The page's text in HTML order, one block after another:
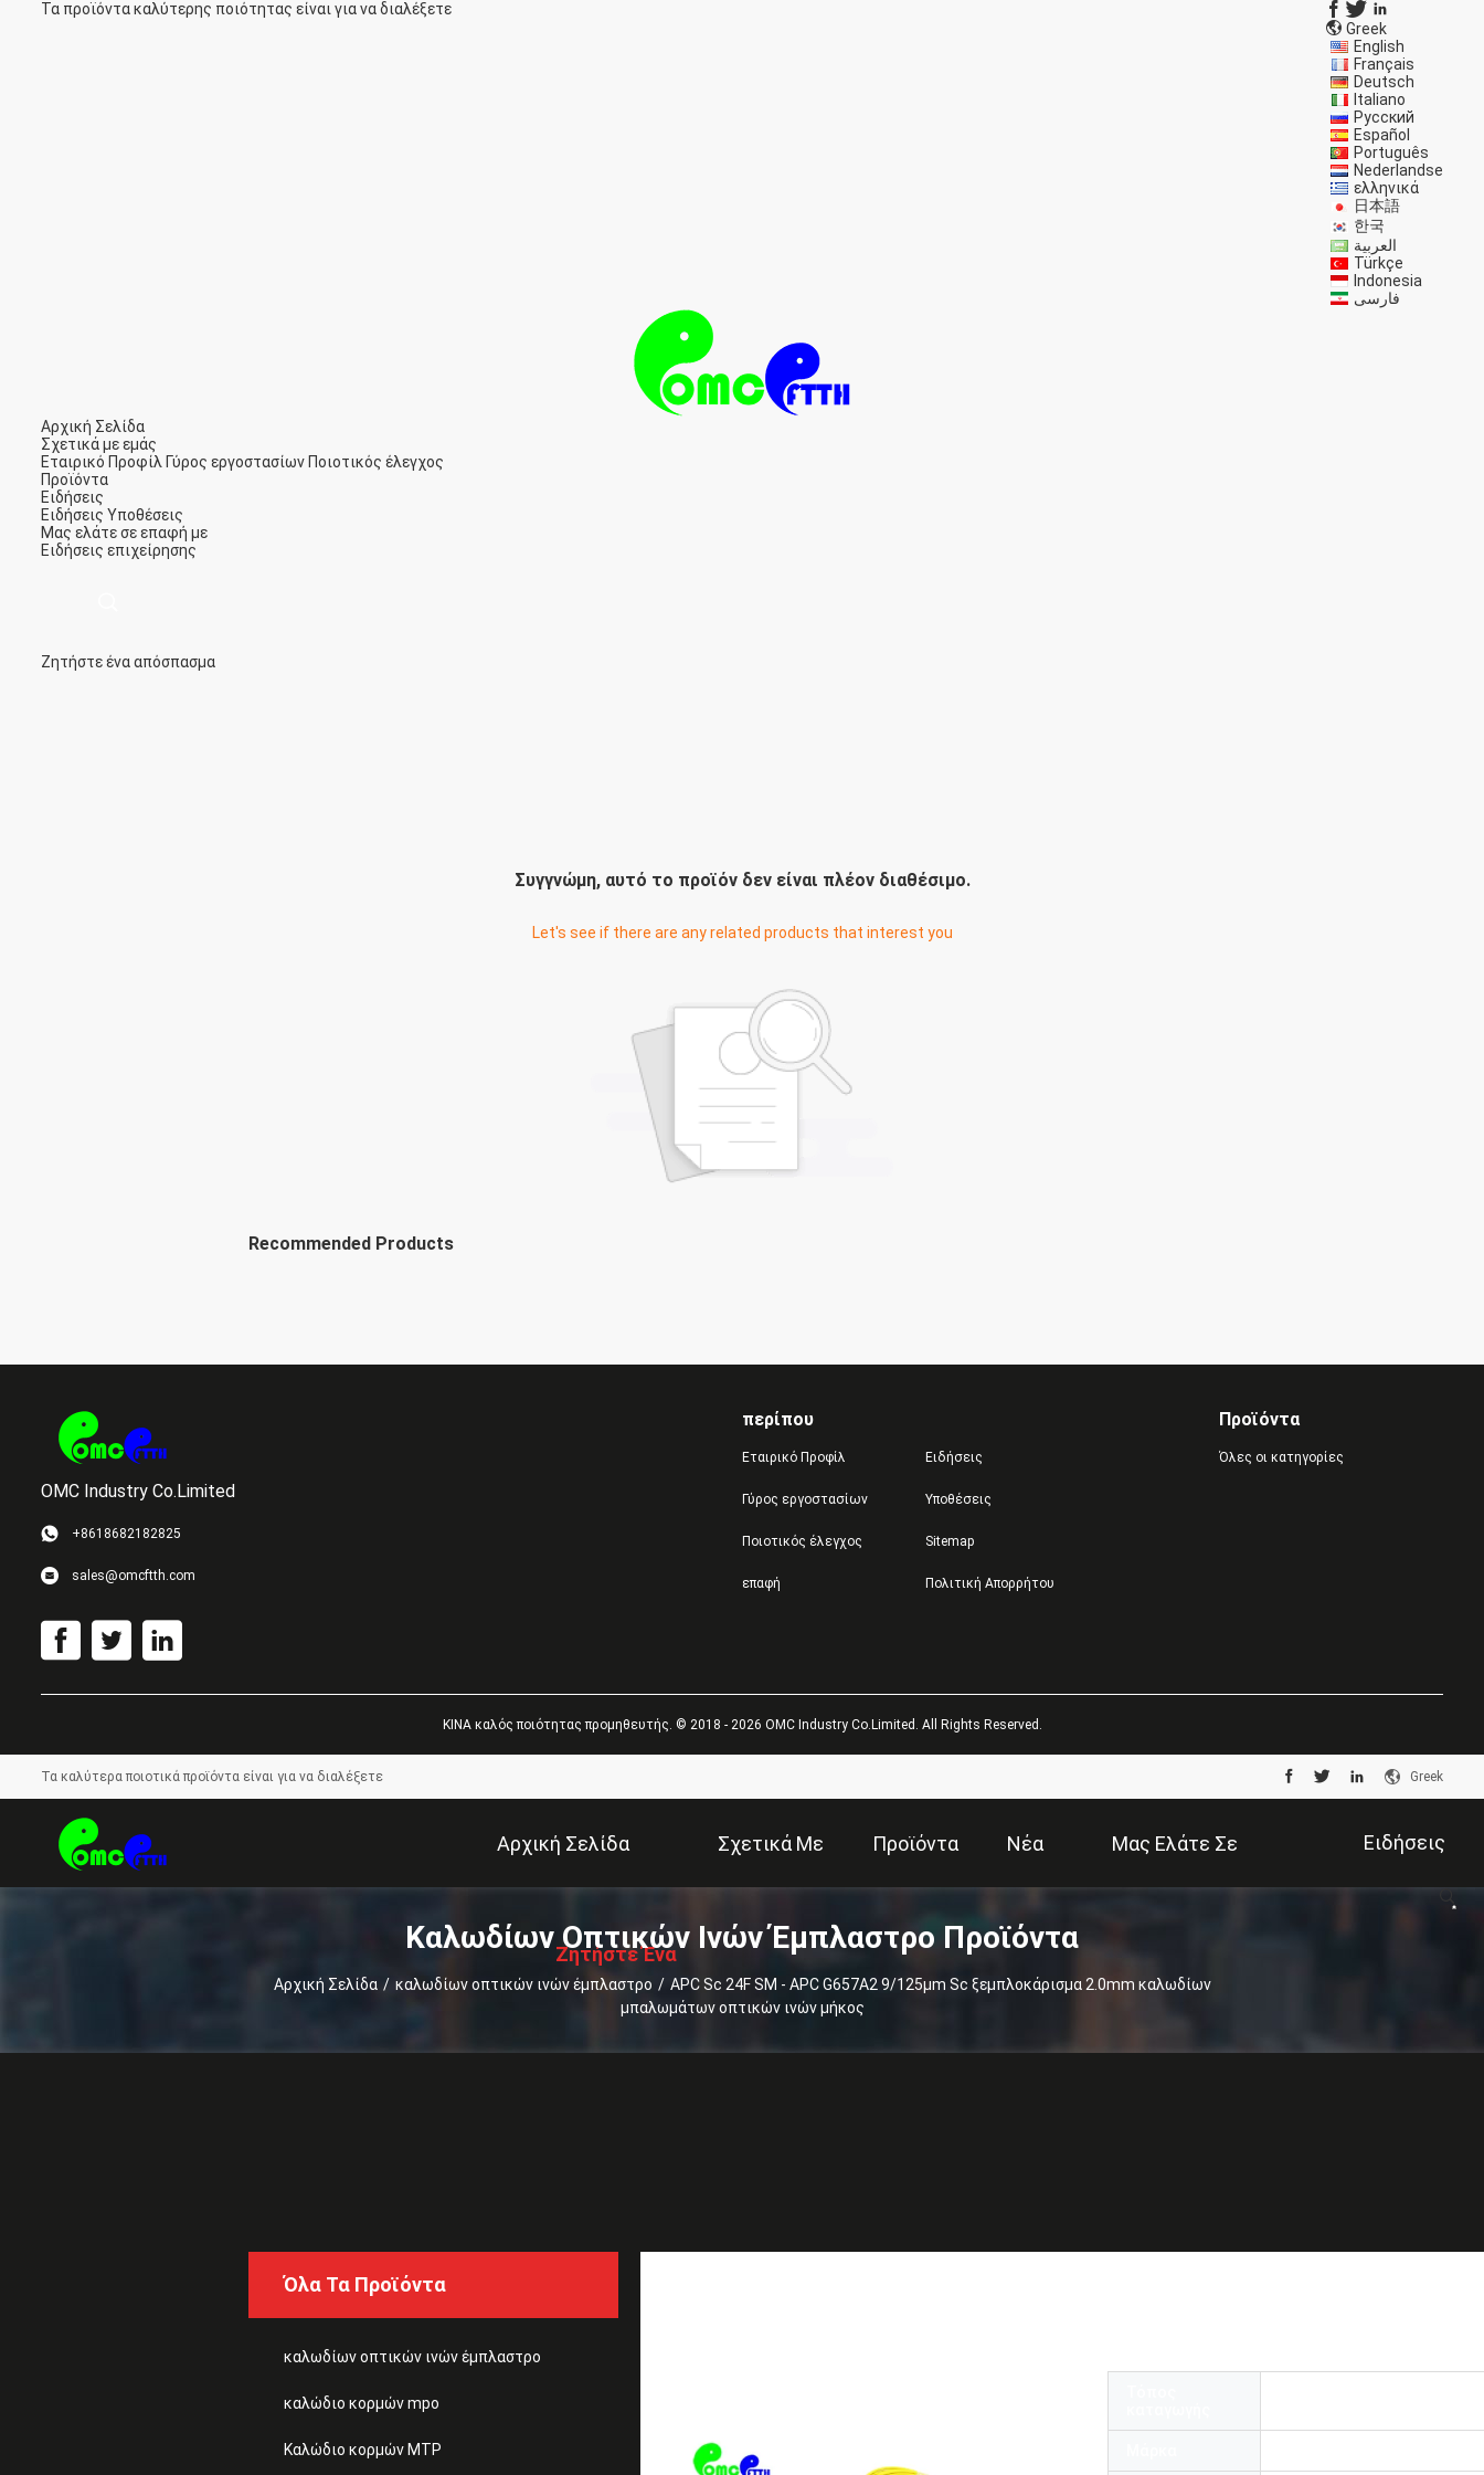
Τα προϊόντα καλύτερης ποιότητας είναι για να διαλέξετε
Greek
English
Français
Deutsch
Italiano
Русский
Español
Português
Nederlandse
ελληνικά
日本語
한국
العربية
Türkçe
Indonesia
فارسی
Αρχική Σελίδα
Σχετικά με εμάς
Εταιρικό Προφίλ Γύρος εργοστασίων Ποιοτικός έλεγχος
Προϊόντα
Ειδήσεις
Ειδήσεις Υποθέσεις
Μας ελάτε σε επαφή με
Ειδήσεις επιχείρησης
Ζητήστε ένα απόσπασμα
Συγγνώμη, αυτό το προϊόν δεν είναι πλέον διαθέσιμο.
Let's see if there are any related products that interest you
Recommended Products
OMC Industry Co.Limited
+8618682182825
sales@omcftth.com
περίπου
Εταιρικό Προφίλ
Γύρος εργοστασίων
Ποιοτικός έλεγχος
επαφή
Ειδήσεις
Υποθέσεις
Sitemap
Πολιτική Απορρήτου
Προϊόντα
Όλες οι κατηγορίες
ΚΙΝΑ καλός ποιότητας προμηθευτής. © 2018 - 2026 OMC Industry Co.Limited. All Rights Reserved.
Τα καλύτερα ποιοτικά προϊόντα είναι για να διαλέξετε Greek
Αρχική Σελίδα Σχετικά Με
Εμάς
Προϊόντα Νέα Μας Ελάτε Σε Ειδήσεις
述
Ζητήστε Ένα
Καλωδίων Οπτικών Ινών Έμπλαστρο Προϊόντα
Αρχική Σελίδα / καλωδίων οπτικών ινών έμπλαστρο / APC Sc 24F SM - APC G657A2 9/125μm Sc ξεμπλοκάρισμα 2.0mm καλωδίων
μπαλωμάτων οπτικών ινών μήκος
Όλα Τα Προϊόντα
καλωδίων οπτικών ινών έμπλαστρο
καλώδιο κορμών mpo
Καλώδιο κορμών MTP